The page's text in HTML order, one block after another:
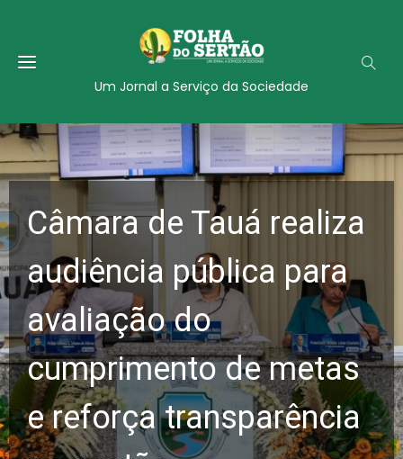
Um Jornal a Serviço da Sociedade
Câmara de Tauá realiza
audiência pública para
avaliação do
cumprimento de metas
e reforça transparência